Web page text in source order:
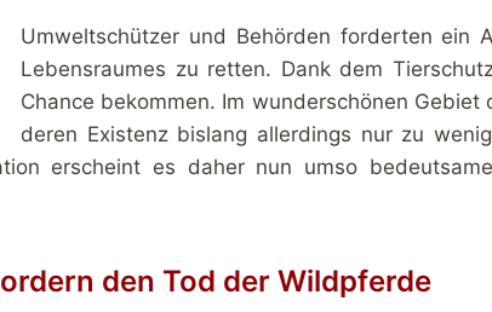
Umweltschützer und Behörden forderten ein
Lebensraumes zu retten. Dank dem
Chance bekommen. Im wunderschönen
deren Existenz bislang allerdings nur zu
erscheint es daher nun umso
den Tod der Wildpferde